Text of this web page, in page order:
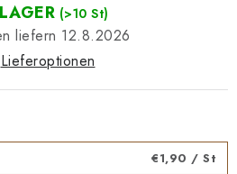
(>10 St)
12.8.2026
Lieferoptionen
€1,90 / St